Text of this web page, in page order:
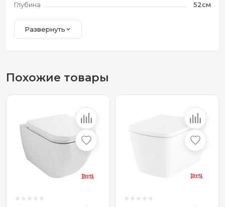
Глубина
52см
Развернуть
Похожие товары